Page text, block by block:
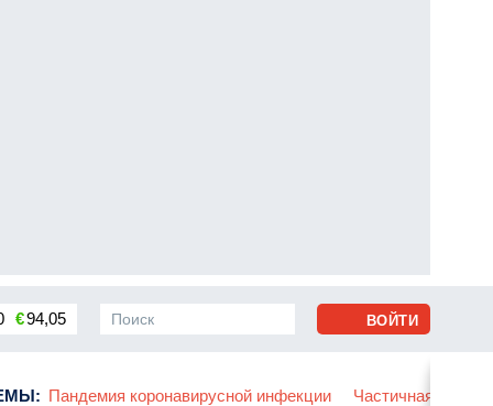
€94,05
: Пандемия коронавирусной инфекции Частичная
ВОЙТИ